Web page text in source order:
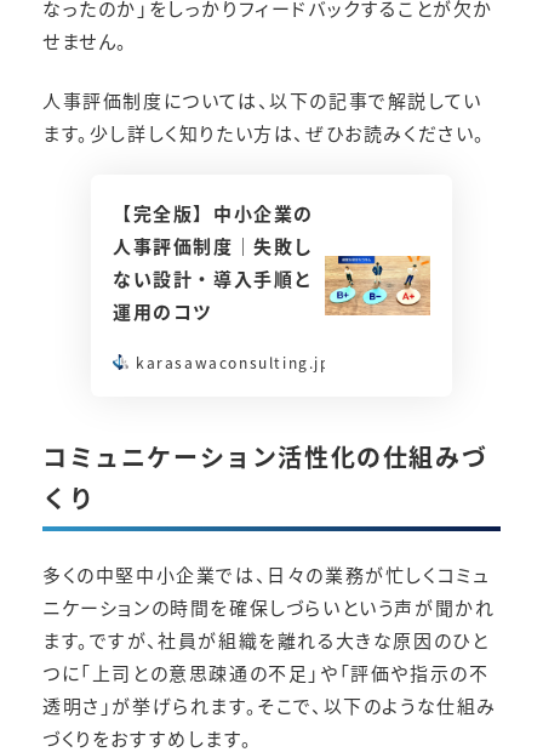
なったのか」をしっかりフィードバックすることが欠か
せません。
人事評価制度については、以下の記事で解説してい
ます。少し詳しく知りたい方は、ぜひお読みください。
【完全版】中小企業の
人事評価制度｜失敗し
ない設計・導入手順と
運用のコツ
karasawaconsulting.jp
コミュニケーション活性化の仕組みづ
くり
多くの中堅中小企業では、日々の業務が忙しくコミュ
ニケーションの時間を確保しづらいという声が聞かれ
ます。ですが、社員が組織を離れる大きな原因のひと
つに「上司との意思疎通の不足」や「評価や指示の不
透明さ」が挙げられます。そこで、以下のような仕組み
づくりをおすすめします。